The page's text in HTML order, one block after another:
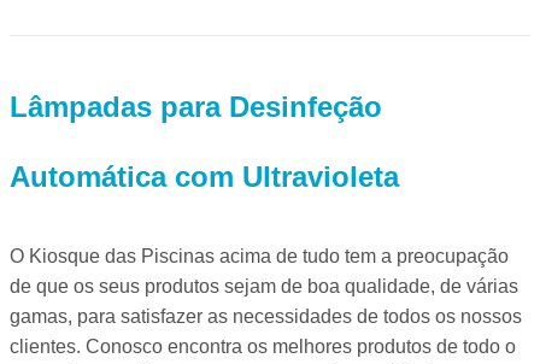
Lâmpadas para Desinfeção
Automática com Ultravioleta
O Kiosque das Piscinas acima de tudo tem a preocupação
de que os seus produtos sejam de boa qualidade, de várias
gamas, para satisfazer as necessidades de todos os nossos
clientes. Conosco encontra os melhores produtos de todo o